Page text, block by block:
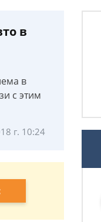
в
в
с этим
г. 10:24